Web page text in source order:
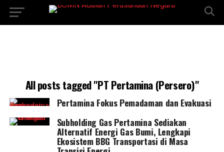
All posts tagged "PT Pertamina (Persero)"
Pertamina Fokus Pemadaman dan Evakuasi
Subholding Gas Pertamina Sediakan
Alternatif Energi Gas Bumi, Lengkapi
Ekosistem BBG Transportasi di Masa